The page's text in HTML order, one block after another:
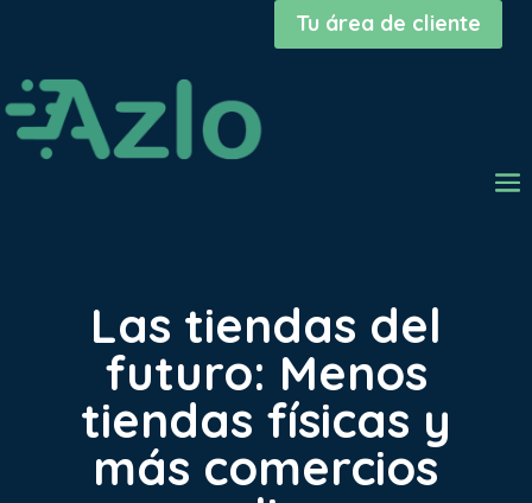
Tu área de cliente
Las tiendas del
futuro: Menos
tiendas físicas y
más comercios